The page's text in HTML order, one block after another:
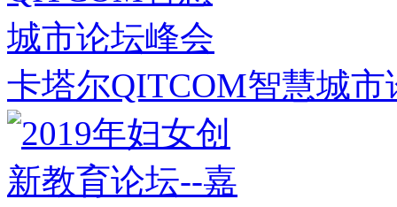
卡塔尔QITCOM智慧城市